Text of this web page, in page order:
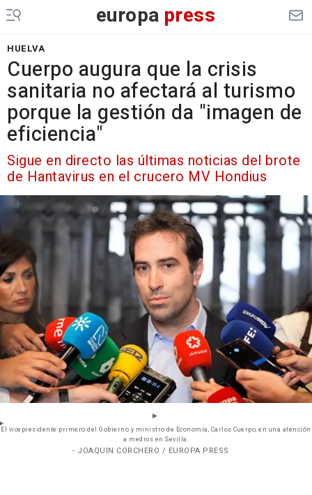
europa press
HUELVA
Cuerpo augura que la crisis
sanitaria no afectará al turismo
porque la gestión da "imagen de
eficiencia"
Sigue en directo las últimas noticias del brote
de Hantavirus en el crucero MV Hondius
El vicepresidente primero del Gobierno y ministro de Economía, Carlos Cuerpo, en una atención
a medios en Sevilla.
- JOAQUIN CORCHERO / EUROPA PRESS